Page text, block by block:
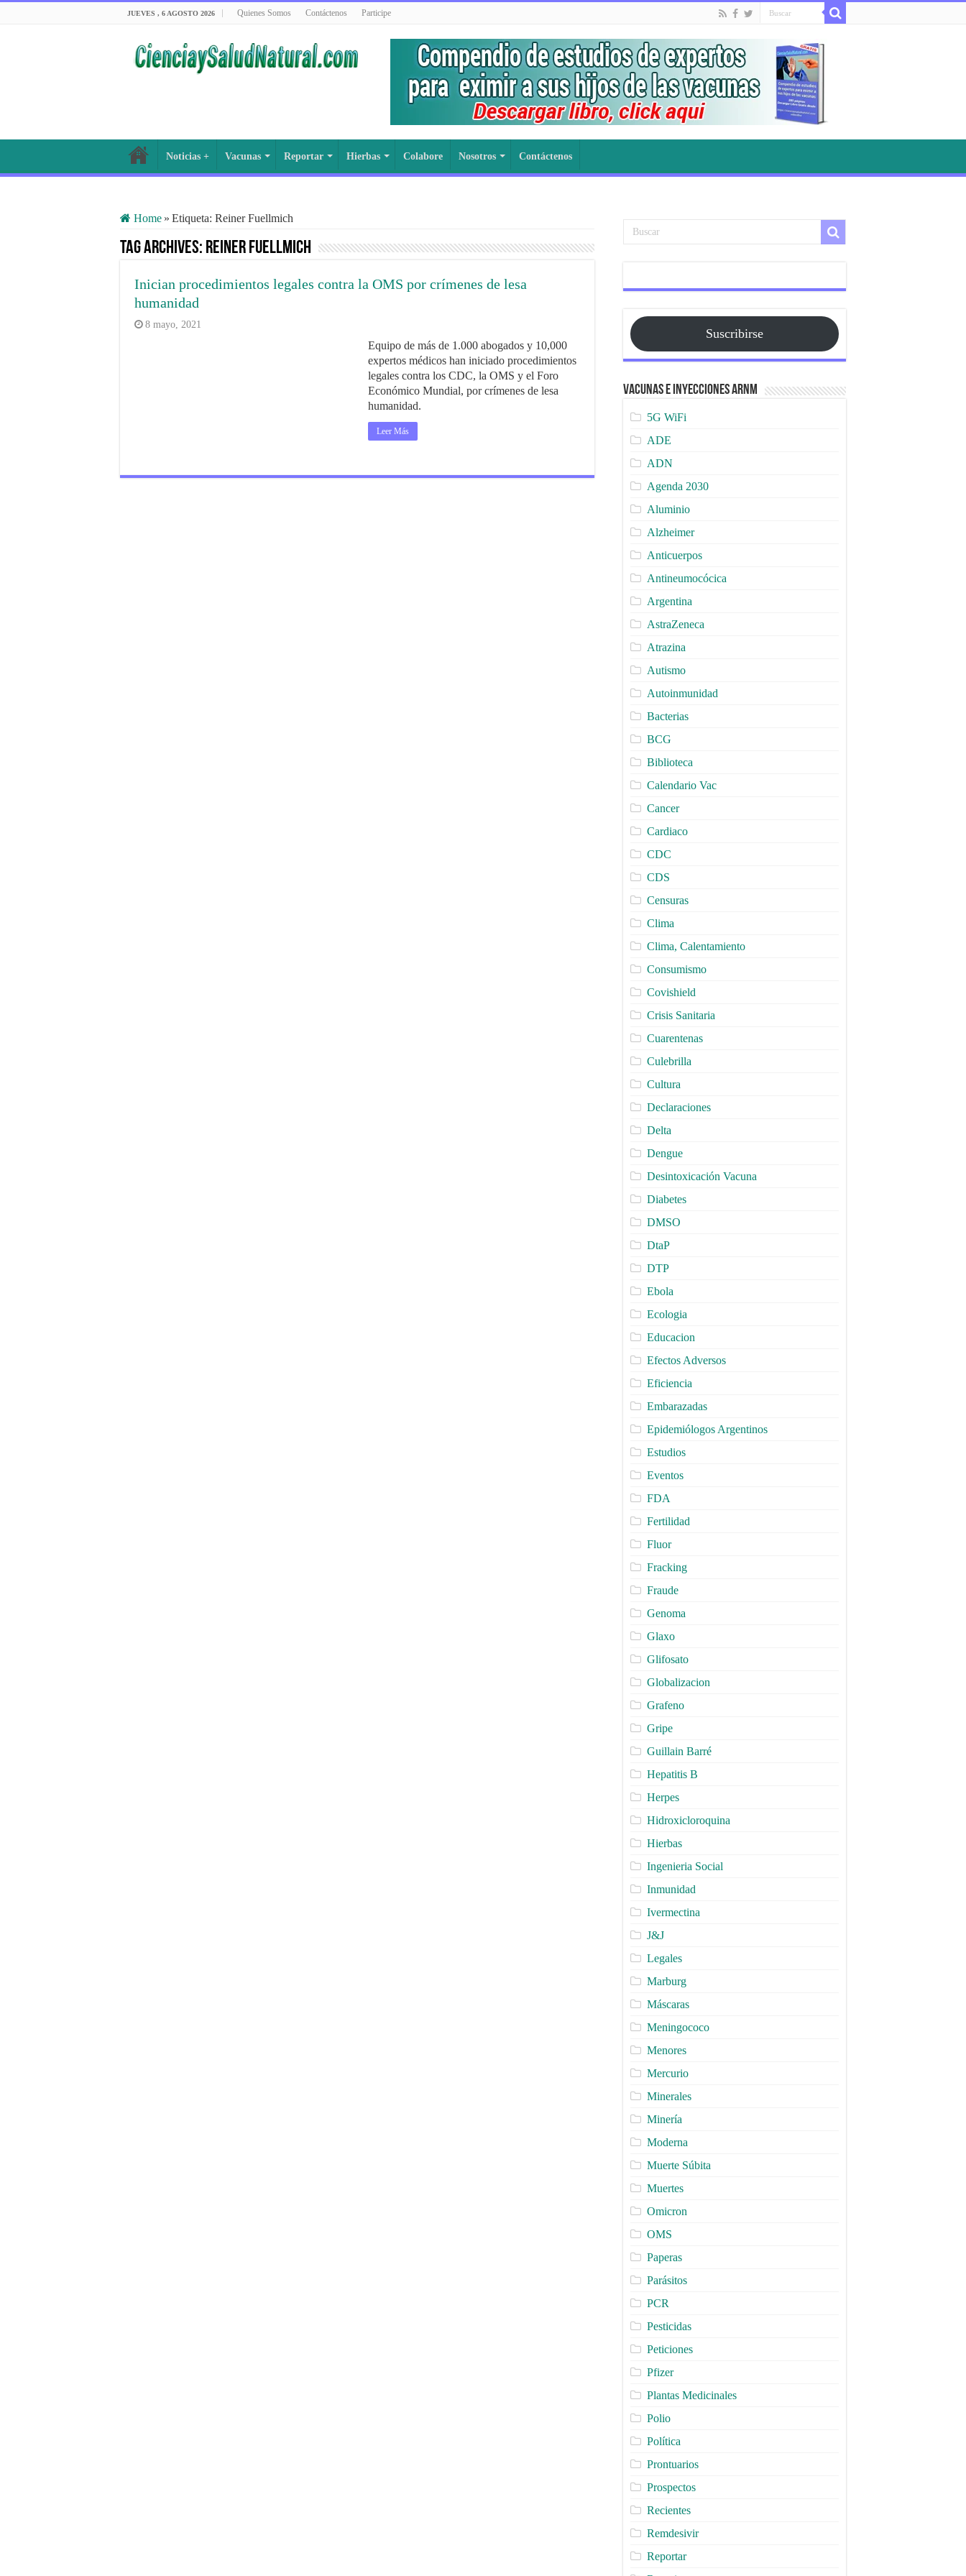
JUEVES , 6 AGOSTO 2026 Quienes Somos Contáctenos Participe
Noticias + Vacunas Reportar Hierbas Colabore Nosotros Contáctenos
Home » Etiqueta: Reiner Fuellmich
Tag Archives: Reiner Fuellmich
Inician procedimientos legales contra la OMS por crímenes de lesa
humanidad
8 mayo, 2021
Equipo de más de 1.000 abogados y 10,000
expertos médicos han iniciado procedimientos
legales contra los CDC, la OMS y el Foro
Económico Mundial, por crímenes de lesa
humanidad.
Leer Más
Suscribirse
Vacunas e Inyecciones ARNm
5G WiFi
ADE
ADN
Agenda 2030
Aluminio
Alzheimer
Anticuerpos
Antineumocócica
Argentina
AstraZeneca
Atrazina
Autismo
Autoinmunidad
Bacterias
BCG
Biblioteca
Calendario Vac
Cancer
Cardiaco
CDC
CDS
Censuras
Clima
Clima, Calentamiento
Consumismo
Covishield
Crisis Sanitaria
Cuarentenas
Culebrilla
Cultura
Declaraciones
Delta
Dengue
Desintoxicación Vacuna
Diabetes
DMSO
DtaP
DTP
Ebola
Ecologia
Educacion
Efectos Adversos
Eficiencia
Embarazadas
Epidemiólogos Argentinos
Estudios
Eventos
FDA
Fertilidad
Fluor
Fracking
Fraude
Genoma
Glaxo
Glifosato
Globalizacion
Grafeno
Gripe
Guillain Barré
Hepatitis B
Herpes
Hidroxicloroquina
Hierbas
Ingenieria Social
Inmunidad
Ivermectina
J&J
Legales
Marburg
Máscaras
Meningococo
Menores
Mercurio
Minerales
Minería
Moderna
Muerte Súbita
Muertes
Omicron
OMS
Paperas
Parásitos
PCR
Pesticidas
Peticiones
Pfizer
Plantas Medicinales
Polio
Política
Prontuarios
Prospectos
Recientes
Remdesivir
Reportar